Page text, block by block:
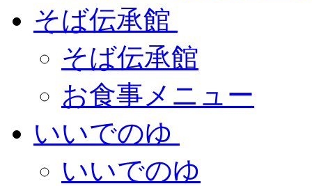
そば伝承館
そば伝承館
お食事メニュー
いいでのゆ
いいでのゆ